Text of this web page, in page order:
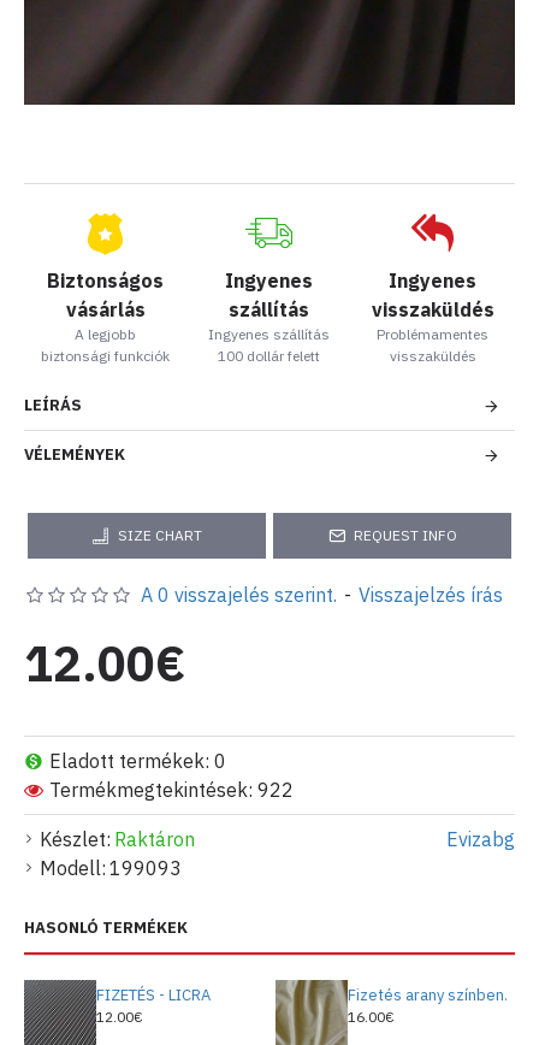
Biztonságos
vásárlás
A legjobb
biztonsági funkciók
Ingyenes
szállítás
Ingyenes szállítás
100 dollár felett
Ingyenes
visszaküldés
Problémamentes
visszaküldés
LEÍRÁS
VÉLEMÉNYEK
SIZE CHART REQUEST INFO
Készlet: Raktáron
Modell: 199093
Evizabg
Eladott termékek: 0
Termékmegtekintések: 922
A 0 visszajelés szerint. - Visszajelzés írás
12.00€
HASONLÓ TERMÉKEK
FIZETÉS - LICRA
12.00€
Fizetés arany színben.
16.00€